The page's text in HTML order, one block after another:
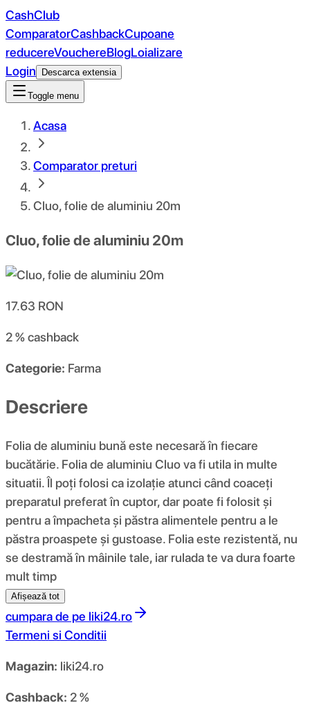
CashClub
ComparatorCashbackCupoane
reducereVouchereBlogLoializare
Login
Descarca extensia
Toggle menu
Acasa
Comparator preturi
Cluo, folie de aluminiu 20m
Cluo, folie de aluminiu 20m
17.63 RON
2 %cashback
Categorie: Farma
Descriere
Folia de aluminiu bună este necesară în fiecare
bucătărie. Folia de aluminiu Cluo va fi utila in multe
situatii. Îl poți folosi ca izolație atunci când coaceți
preparatul preferat în cuptor, dar poate fi folosit și
pentru a împacheta și păstra alimentele pentru a le
păstra proaspete și gustoase. Folia este rezistentă, nu
se destramă în mâinile tale, iar rulada te va dura foarte
mult timp
Afișează tot
cumpara de pe liki24.ro
Termeni si Conditii
Magazin: liki24.ro
Cashback: 2 %